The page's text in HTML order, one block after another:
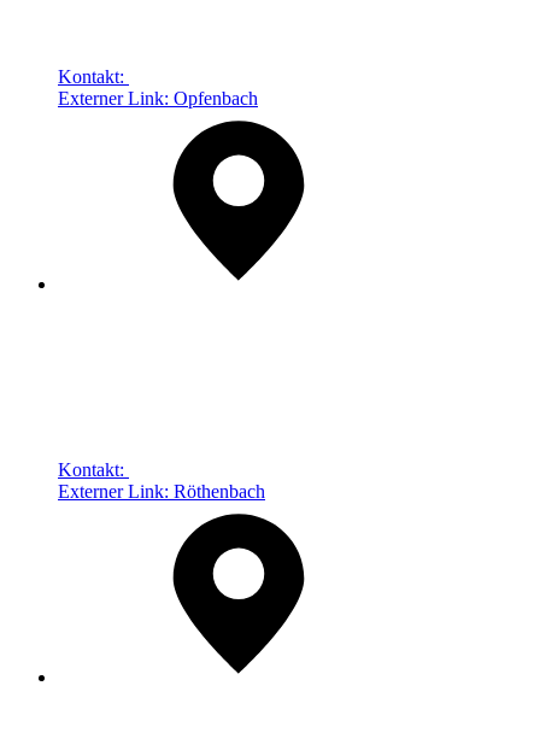
Kontakt:
Externer Link: Opfenbach
Kontakt:
Externer Link: Röthenbach